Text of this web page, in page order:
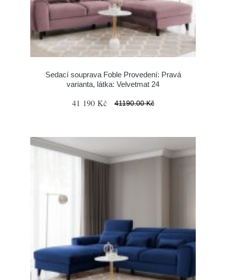
Sedací souprava Foble Provedení: Pravá
varianta, látka: Velvetmat 24
41 190 Kč 41190.00 Kč